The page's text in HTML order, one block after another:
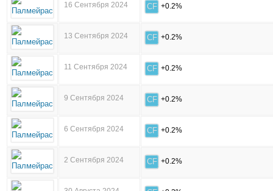
16 Сентября 2024 CF +0.2%
13 Сентября 2024 CF +0.2%
11 Сентября 2024 CF +0.2%
9 Сентября 2024 CF +0.2%
6 Сентября 2024 CF +0.2%
2 Сентября 2024 CF +0.2%